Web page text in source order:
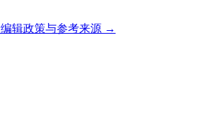
辑政策与参考来源 →